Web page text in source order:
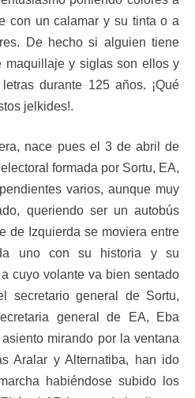
con un calamar y su tinta o a
De hecho si alguien tiene
maquillaje y siglas son ellos y
durante 125 años. ¡Qué
jelkides!.
nace pues el 3 de abril de
formada por Sortu, EA,
varios, aunque muy
queriendo ser un autobús
de Izquierda se moviera entre
uno con su historia y su
cuyo volante va bien sentado
general de Sortu,
general de EA, Eba
mirando por la ventana
Aralar y Alternatiba, han ido
habiéndose subido los